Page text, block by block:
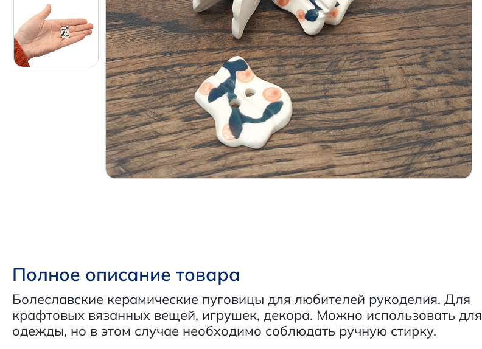
Полное описание товара
Болеславские керамические пуговицы для любителей рукоделия. Для
крафтовых вязанных вещей, игрушек, декора. Можно использовать для
одежды, но в этом случае необходимо соблюдать ручную стирку.